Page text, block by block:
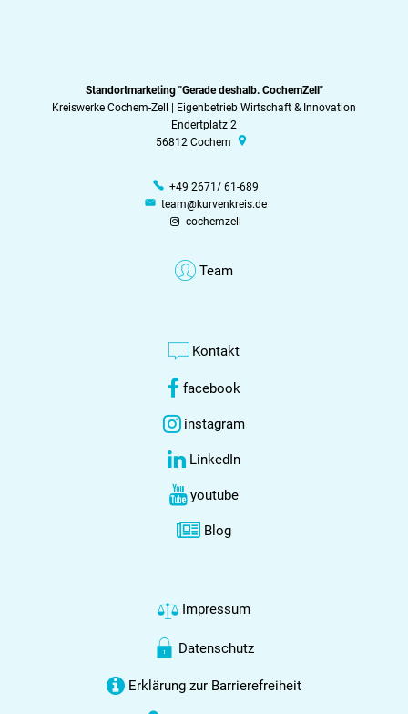
Standortmarketing "Gerade deshalb. CochemZell"
Kreiswerke Cochem-Zell | Eigenbetrieb Wirtschaft & Innovation
Endertplatz 2
56812 Cochem
+49 2671/ 61-689
team@kurvenkreis.de
cochemzell
Team
Kontakt
facebook
instagram
LinkedIn
youtube
Blog
Impressum
Datenschutz
Erklärung zur Barrierefreiheit